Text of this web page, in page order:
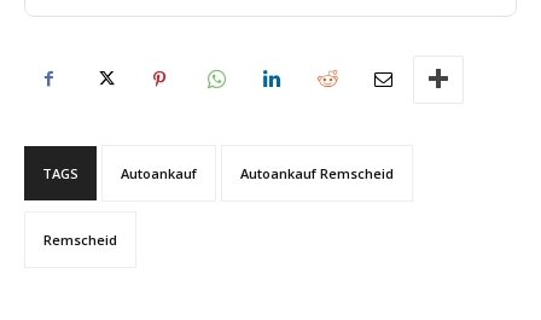
TAGS Autoankauf Autoankauf Remscheid
Remscheid